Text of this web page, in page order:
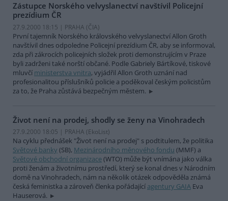
Zástupce Norského velvyslanectví navštívil Policejní
prezídium ČR
27.9.2000 18:15 | PRAHA (ČIA)
První tajemník Norského královského velvyslanectví Allon Groth
navštívil dnes odpoledne Policejní prezídium ČR, aby se informoval,
zda při zákrocích policejních složek proti demonstrujícím v Praze
byli zadrženi také norští občané. Podle Gabriely Bártíkové, tiskové
mluvčí ministerstva vnitra, vyjádřil Allon Groth uznání nad
profesionalitou příslušníků policie a poděkoval českým policistům
za to, že Praha zůstává bezpečným městem.
Život není na prodej, shodly se ženy na Vinohradech
27.9.2000 18:05 | PRAHA (EkoList)
Na cyklu přednášek "Život není na prodej" s podtitulem, že politika
Světové banky (SB), Mezinárodního měnového fondu (MMF) a
Světové obchodní organizace(WTO) může být vnímána jako válka
proti ženám a životnímu prostředí, který se konal dnes v Národním
domě na Vinohradech, nám na několik otázek odpověděla známá
česká feministka a zároveň členka pořádající agentury GAIA Eva
Hauserová.